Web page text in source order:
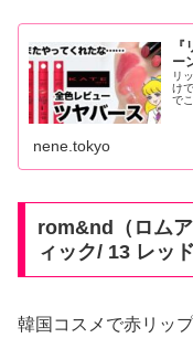
ー
リ
け
で
nene.tokyo
rom&nd（ロム
ィック/ 13 レッ
韓国コスメで赤リッ